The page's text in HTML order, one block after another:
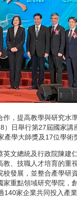
，提高教學與研究水
）日舉行第27屆國家
學大師獎及17位學術
文總統及行政院陳建
、技職人才培育的重
發展，並整合產學研
重點領域研究學院，
家企業共同投入產